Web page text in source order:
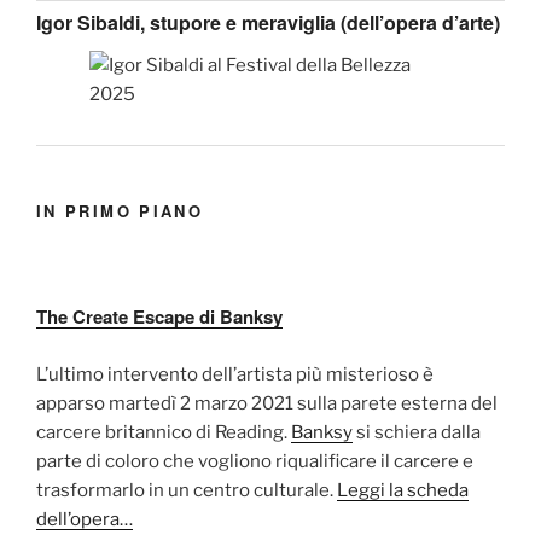
Igor Sibaldi, stupore e meraviglia (dell’opera d’arte)
IN PRIMO PIANO
The Create Escape di Banksy
L’ultimo intervento dell’artista più misterioso è
apparso martedì 2 marzo 2021 sulla parete esterna del
carcere britannico di Reading. Banksysi schiera dalla
parte di coloro che vogliono riqualificare il carcere e
trasformarlo in un centro culturale. Leggi la scheda
dell’opera…